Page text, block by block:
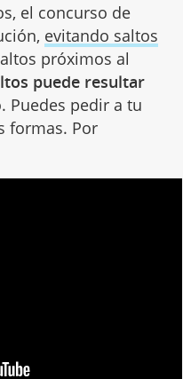
el concurso de
evitando saltos
próximos al
puede resultar
pedir a tu
formas. Por